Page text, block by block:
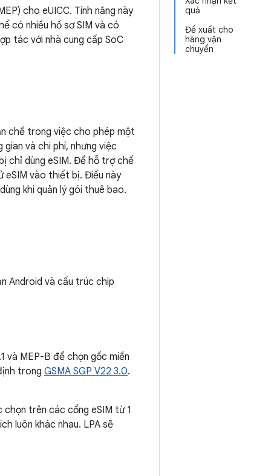
quả
Đề xuất cho
hãng vận
chuyển
cho eUICC. Tính năng này
có nhiều hồ sơ SIM và có
tác với nhà cung cấp SoC
chế trong việc cho phép một
và chi phí, nhưng việc
chỉ dùng eSIM. Để hỗ trợ chế
eSIM vào thiết bị. Điều này
khi quản lý gói thuê bao.
Android và cấu trúc chip
và MEP-B để chọn gốc miền
trong GSMA SGP V22 3.0.
trên các cổng eSIM từ 1
luôn khác nhau. LPA sẽ